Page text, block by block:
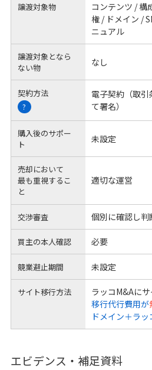
譲渡対象物
コンテンツ / 構
権 / ドメイン /
ニュアル
譲渡対象となら
ない物
なし
契約方法
?
電子契約（取
て署名）
購入後のサポー
ト
未設定
売却において
最も重視するこ
と
適切な運営
交渉審査 個別に確認し判
買主の本人確認 必要
競業避止期間 未設定
サイト移行方法
ラッコM&Aに
移行代行費用が
ドメイン＋ラッ
エビデンス・補足資料